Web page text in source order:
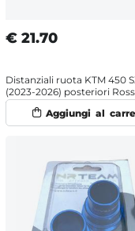
€ 21.70
Distanziali ruota KTM 450
(2023-2026) posteriori